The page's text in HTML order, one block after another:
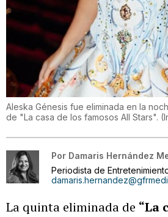
Aleska Génesis fue eliminada en la
de "La casa de los famosos All Stars". (
Por Damaris Hernández
Periodista de
La quinta eliminada de “La